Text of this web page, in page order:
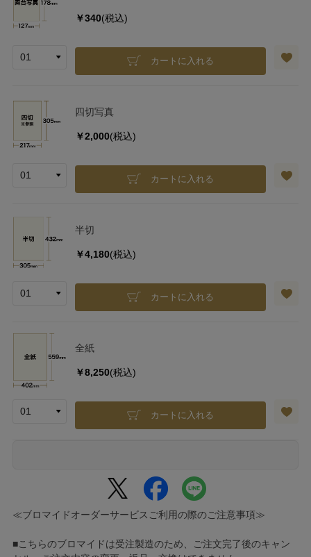
￥340(税込)
カートに入れる
四切写真
￥2,000(税込)
カートに入れる
半切
￥4,180(税込)
カートに入れる
全紙
￥8,250(税込)
カートに入れる
≪ブロマイドオーダーサービスご利用の際のご注意事項≫
■こちらのブロマイドは受注製造のため、ご注文完了後のキャン